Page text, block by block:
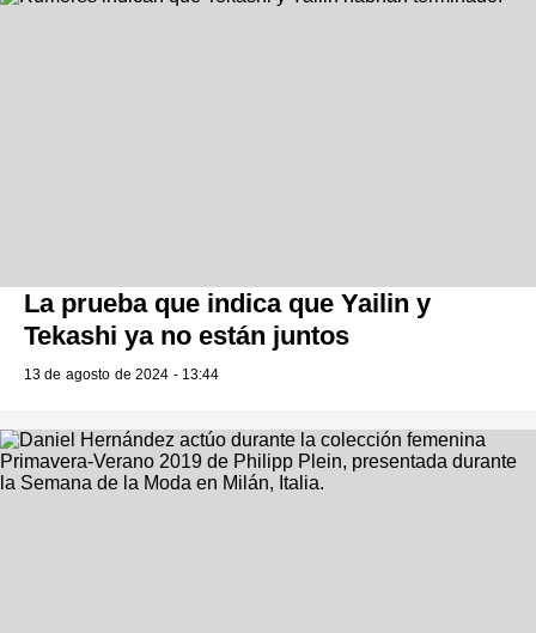
La prueba que indica que Yailin y
Tekashi ya no están juntos
13 de agosto de 2024 - 13:44